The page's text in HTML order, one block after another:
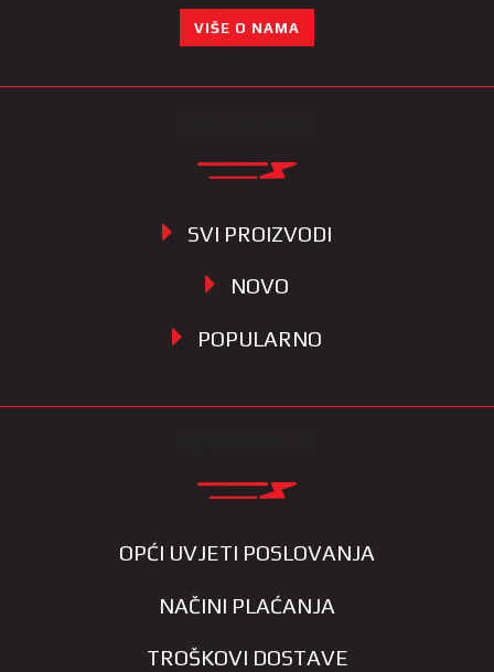
VIŠE O NAMA
SVI PROIZVODI
NOVO
POPULARNO
OPĆI UVJETI POSLOVANJA
NAČINI PLAĆANJA
TROŠKOVI DOSTAVE